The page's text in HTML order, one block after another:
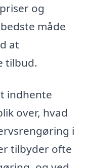
og
måde
at
tilbud.
indhente
over, hvad
i
tilbyder ofte